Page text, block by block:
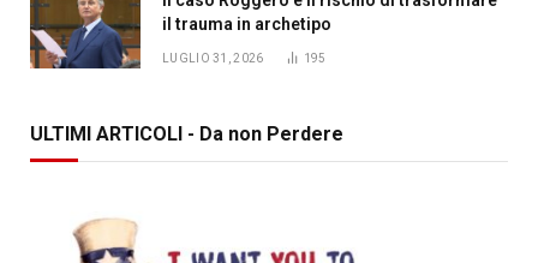
il trauma in archetipo
LUGLIO 31, 2026 195
ULTIMI ARTICOLI - Da non Perdere